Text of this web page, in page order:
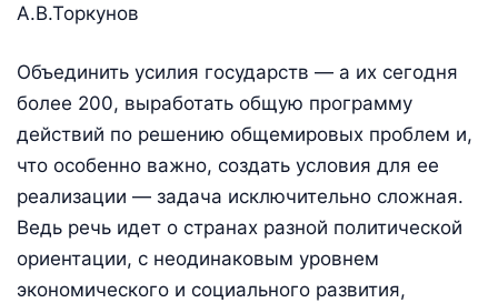
А.В.Торкунов
Объединить усилия государств — а их сегодня
более 200, выработать общую программу
действий по решению общемировых проблем и,
что особенно важно, создать условия для ее
реализации — задача исключительно сложная.
Ведь речь идет о странах разной политической
ориентации, с неодинаковым уровнем
экономического и социального развития,